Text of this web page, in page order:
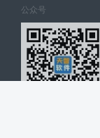
公众号